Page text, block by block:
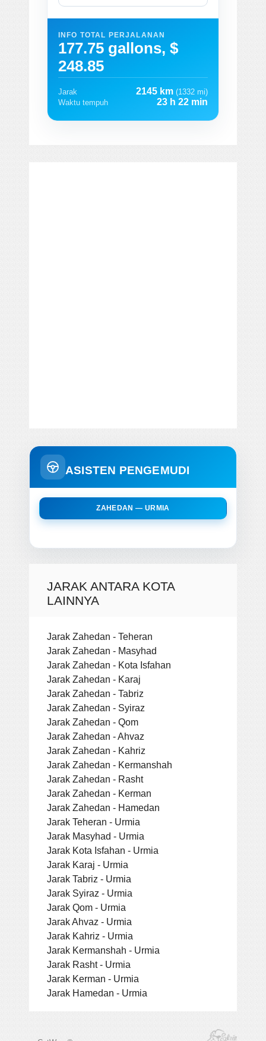
INFO TOTAL PERJALANAN
177.75 gallons, $
248.85
Jarak 2145 km (1332 mi)
Waktu tempuh
23 h 22 min
ASISTEN PENGEMUDI
ZAHEDAN — URMIA
JARAK ANTARA KOTA
LAINNYA
Jarak Zahedan - Teheran
Jarak Zahedan - Masyhad
Jarak Zahedan - Kota Isfahan
Jarak Zahedan - Karaj
Jarak Zahedan - Tabriz
Jarak Zahedan - Syiraz
Jarak Zahedan - Qom
Jarak Zahedan - Ahvaz
Jarak Zahedan - Kahriz
Jarak Zahedan - Kermanshah
Jarak Zahedan - Rasht
Jarak Zahedan - Kerman
Jarak Zahedan - Hamedan
Jarak Teheran - Urmia
Jarak Masyhad - Urmia
Jarak Kota Isfahan - Urmia
Jarak Karaj - Urmia
Jarak Tabriz - Urmia
Jarak Syiraz - Urmia
Jarak Qom - Urmia
Jarak Ahvaz - Urmia
Jarak Kahriz - Urmia
Jarak Kermanshah - Urmia
Jarak Rasht - Urmia
Jarak Kerman - Urmia
Jarak Hamedan - Urmia